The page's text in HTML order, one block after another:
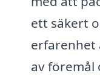
ett säkert
erfarenhet
av föremål